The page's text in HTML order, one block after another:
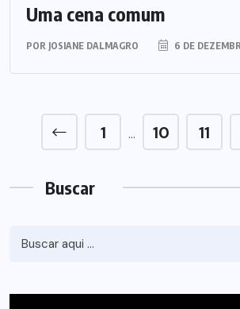
Uma cena comum
POR JOSIANE DALMAGRO 6 DE
1 … 10 11
Buscar